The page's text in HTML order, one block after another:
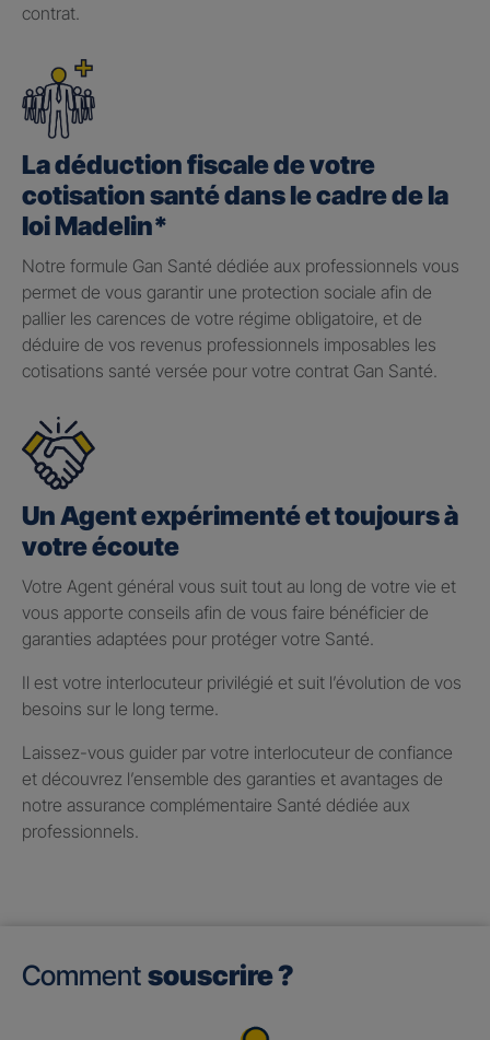
contrat.
La déduction fiscale de votre
cotisation santé dans le cadre de la
loi Madelin*
Notre formule Gan Santé dédiée aux professionnels vous
permet de vous garantir une protection sociale afin de
pallier les carences de votre régime obligatoire, et de
déduire de vos revenus professionnels imposables les
cotisations santé versée pour votre contrat Gan Santé.
Un Agent expérimenté et toujours à
votre écoute
Votre Agent général vous suit tout au long de votre vie et
vous apporte conseils afin de vous faire bénéficier de
garanties adaptées pour protéger votre Santé.
Il est votre interlocuteur privilégié et suit l’évolution de vos
besoins sur le long terme.
Laissez-vous guider par votre interlocuteur de confiance
et découvrez l’ensemble des garanties et avantages de
notre assurance complémentaire Santé dédiée aux
professionnels.
Comment souscrire ?